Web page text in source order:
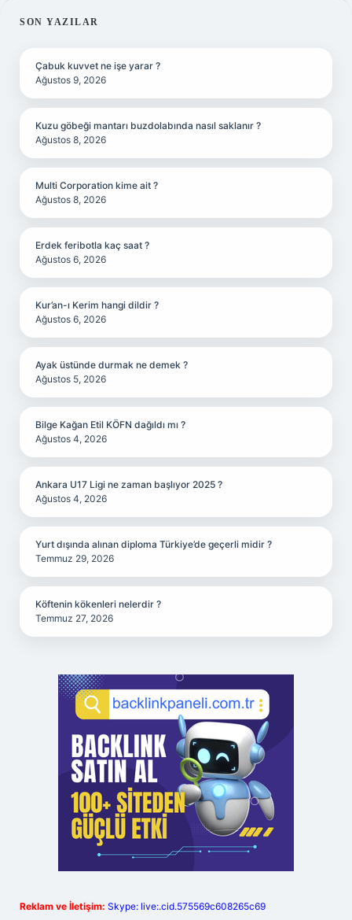
SIDEBAR
SON YAZILAR
Çabuk kuvvet ne işe yarar ?
Ağustos 9, 2026
Kuzu göbeği mantarı buzdolabında nasıl saklanır ?
Ağustos 8, 2026
Multi Corporation kime ait ?
Ağustos 8, 2026
Erdek feribotla kaç saat ?
Ağustos 6, 2026
Kur’an-ı Kerim hangi dildir ?
Ağustos 6, 2026
Ayak üstünde durmak ne demek ?
Ağustos 5, 2026
Bilge Kağan Etil KÖFN dağıldı mı ?
Ağustos 4, 2026
Ankara U17 Ligi ne zaman başlıyor 2025 ?
Ağustos 4, 2026
Yurt dışında alınan diploma Türkiye’de geçerli midir ?
Temmuz 29, 2026
Köftenin kökenleri nelerdir ?
Temmuz 27, 2026
Reklam ve İletişim: Skype: live:.cid.575569c608265c69